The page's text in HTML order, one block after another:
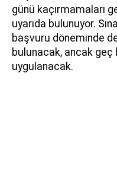
günü kaçırmamaları
uyarıda bulunuyor.
başvuru döneminde
bulunacak, ancak
uygulanacak.